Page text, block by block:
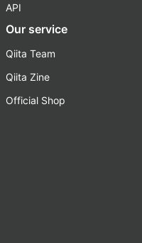
API
Our service
Qiita Team
Qiita Zine
Official Shop